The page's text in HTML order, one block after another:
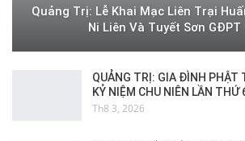
Quảng Trị: Lễ Khai Mạc Liên Trại
Ni Liên Và Tuyết Sơn GĐPT
QUẢNG TRỊ: GIA ĐÌNH PHẬT
KỶ NIỆM CHU NIÊN LẦN THỨ
Th8 3, 2026